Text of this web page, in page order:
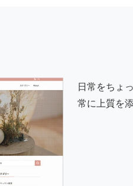
日常をちょ
常に上質を